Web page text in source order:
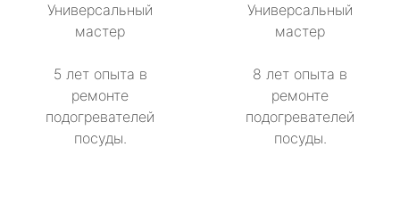
Универсальный
мастер
5 лет опыта в
ремонте
подогревателей
посуды.
Универсальный
мастер
8 лет опыта в
ремонте
подогревателей
посуды.